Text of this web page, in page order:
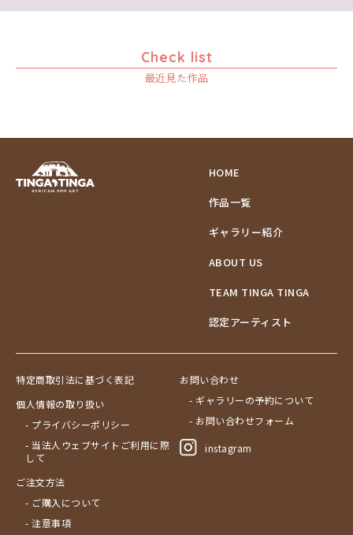
Check list
最近見た作品
HOME
作品一覧
ギャラリー紹介
ABOUT US
TEAM TINGA TINGA
認定アーティスト
特定商取引法に基づく表記
個人情報の取り扱い
- プライバシーポリシー
- 当法人ウェブサイトご利用に際
して
ご注文方法
- ご購入について
- 注意事項
お問い合わせ
- ギャラリーの予約について
- お問い合わせフォーム
instagram